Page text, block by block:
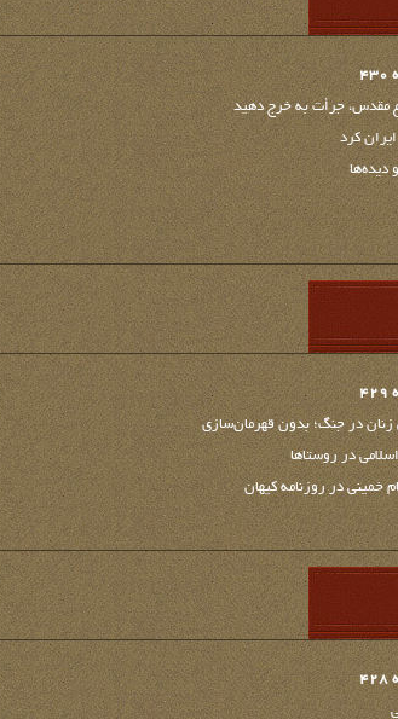
مقدس، جرأت به خرج دهید
کرد
دیده‌ها
در جنگ؛ بدون قهرمان‌سازی
در روستاها
خمینی در روزنامه کیهان